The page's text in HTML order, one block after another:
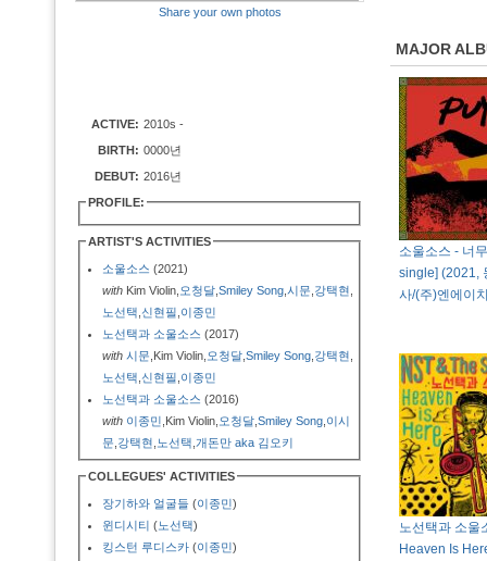
Share your own photos
ACTIVE: 2010s -
BIRTH: 0000년
DEBUT: 2016년
PROFILE:
ARTIST'S ACTIVITIES
소울소스 (2021)
with Kim Violin, 오청달 Smiley Song 시문 강택현
노선택 신현필 이종민
노선택과 소울소스 (2017)
with 시문 ,Kim Violin, 오청달 Smiley Song 강택현
노선택 신현필 이종민
노선택과 소울소스 (2016)
with 이종민 ,Kim Violin, 오청달 Smiley Song 이시
문 강택현 노선택 개돈만 aka 김오키
COLLEGUES' ACTIVITIES
장기하와 얼굴들 (이종민)
윈디시티 (노선택)
킹스턴 루디스카 (이종민)
MAJOR
소울소스 - 너
single] (2021,
사/(주)엔에이
노선택과 소울
Heaven Is